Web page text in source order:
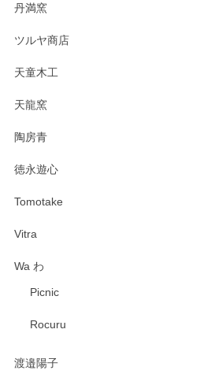
丹満窯
ツルヤ商店
天童木工
天龍窯
陶房青
徳永遊心
Tomotake
Vitra
Wa わ
Picnic
Rocuru
渡邉陽子